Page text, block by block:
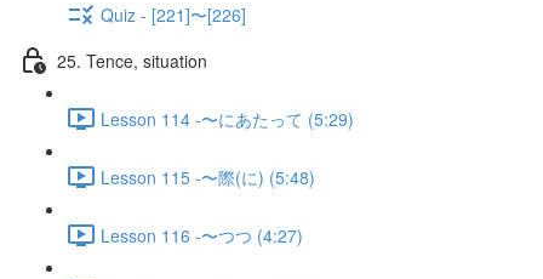
Quiz - [221]〜[226]
25. Tence, situation
Lesson 114 -〜にあたって (5:29)
Lesson 115 -〜際(に) (5:48)
Lesson 116 -〜つつ (4:27)